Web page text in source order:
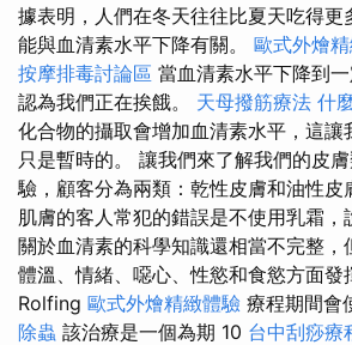
據表明，人們在冬天往往比夏天吃得更
能與血清素水平下降有關。 歐式外燴
按摩排毒討論區 當血清素水平下降到
認為我們正在挨餓。 天母撥筋療法 什
化合物的攝取會增加血清素水平，這讓
只是暫時的。 讓我們來了解我們的皮
驗，顧客分為兩類：乾性皮膚和油性皮
肌膚的客人常犯的錯誤是不使用乳霜，
關於血清素的科學知識還相當不完整，
體溫、情緒、噁心、性慾和食慾方面發
Rolfing 歐式外燴精緻體驗 療程期間會
除蟲 該治療是一個為期 10 台中刮痧療